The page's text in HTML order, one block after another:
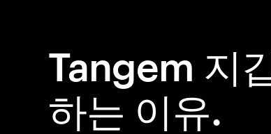
Tangem 지
하는 이유.